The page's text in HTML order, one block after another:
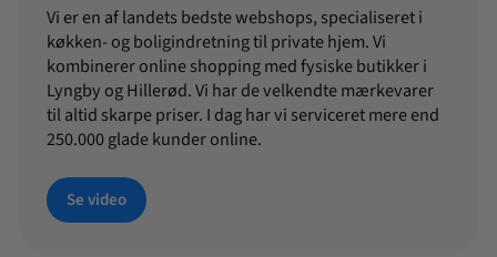
Vi er en af landets bedste webshops, specialiseret i
køkken- og boligindretning til private hjem. Vi
kombinerer online shopping med fysiske butikker i
Lyngby og Hillerød. Vi har de velkendte mærkevarer
til altid skarpe priser. I dag har vi serviceret mere end
250.000 glade kunder online.
Se video